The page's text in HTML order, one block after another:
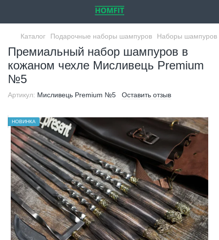
Каталог Подарочные наборы шампуров Наборы шампуров
Премиальный набор шампуров в
кожаном чехле Мисливець Premium
№5
Артикул: Мисливець Premium №5 Оставить отзыв
НОВИНКА